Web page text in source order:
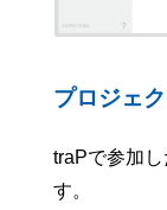
プロジェ
traPで参加
す。